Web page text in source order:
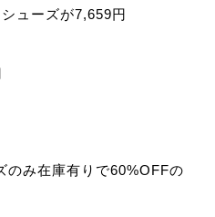
ューズが7,659円
み在庫有りで60%OFFの